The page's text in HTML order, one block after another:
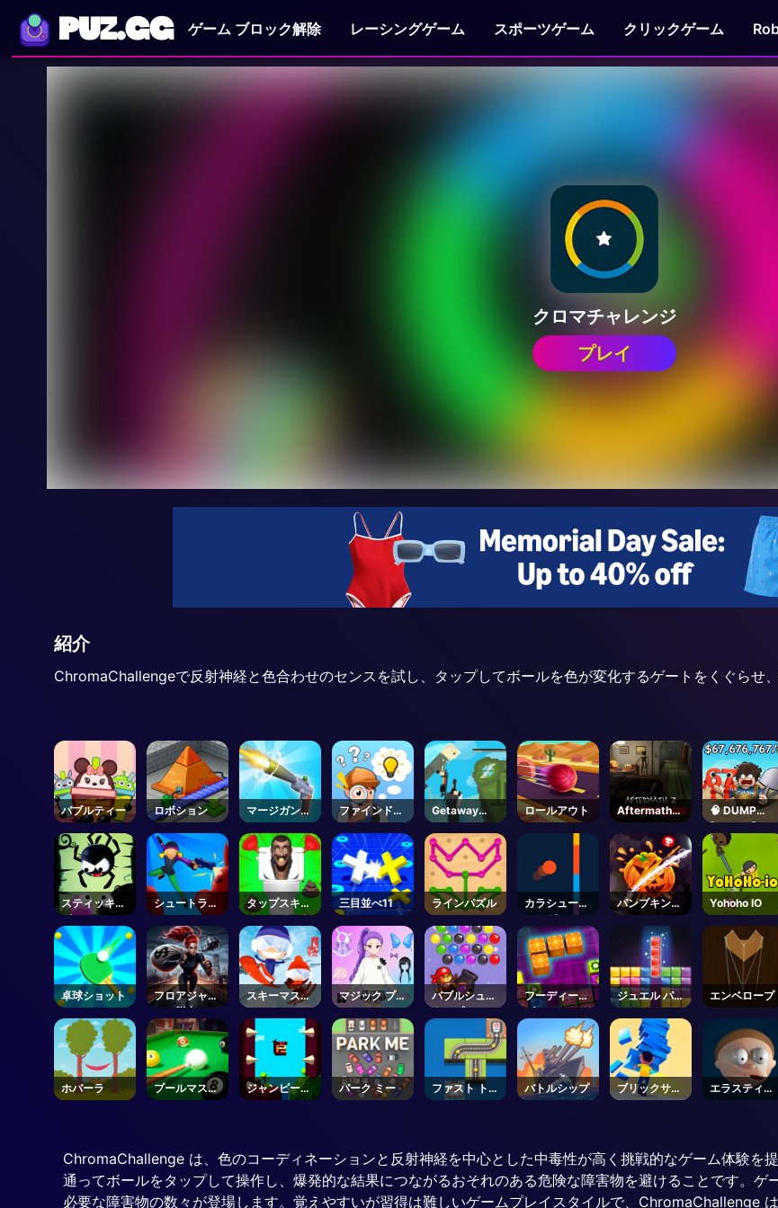
PUZ.GG ゲーム ブロック解除 レーシングゲーム スポーツゲーム クリックゲーム
クロマチャレンジ
プレイ
紹介
ChromaChallengeで反射神経と色合わせのセンスを試し、タップしてボールを色が変化するゲートをくぐらせ
バブルティー ロボション
マージガンラ
ン
ファインドザ
トゥルースマ
スター
Getaway
Shootout
ロールアウト
Aftermath
Z: Red Pine
Lake -
Steam
🧠 DUMP
[ALPHA] -
Roblox
スティッキー
グー
シュートラッ
シュ2
タップスキビ
ディトイレタ
ップ
三目並べ11 ラインパズル
カラシューテ
ィング
パンプキンス
マッシャー
Yohoho IO
卓球ショット
フロアジャン
パー脱出
スキーマスタ
ー
マジック プリ
ンセス ドレス
アップ
バブルシュー
タープロ3
フーディーパ
ズル
ジュエル パズ
ル
エンベロープ
ホバーラ
プールマスタ
ー
ジャンピー：
ファーストジ
パーク ミー
ファスト トラ
ック
バトルシップ
ブリックサー
ファー
エラスティッ
ク マン
ChromaChallenge は、色のコーディネーションと反射神経を中心とした中毒性が高く挑戦的なゲーム体験を
通ってボールをタップして操作し、爆発的な結果につながるおそれのある危険な障害物を避けることです。
必要な障害物の数々が登場します。覚えやすいが習得は難しいゲームプレイスタイルで、ChromaChallenge